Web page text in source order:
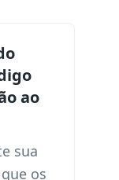
ao
sua
os